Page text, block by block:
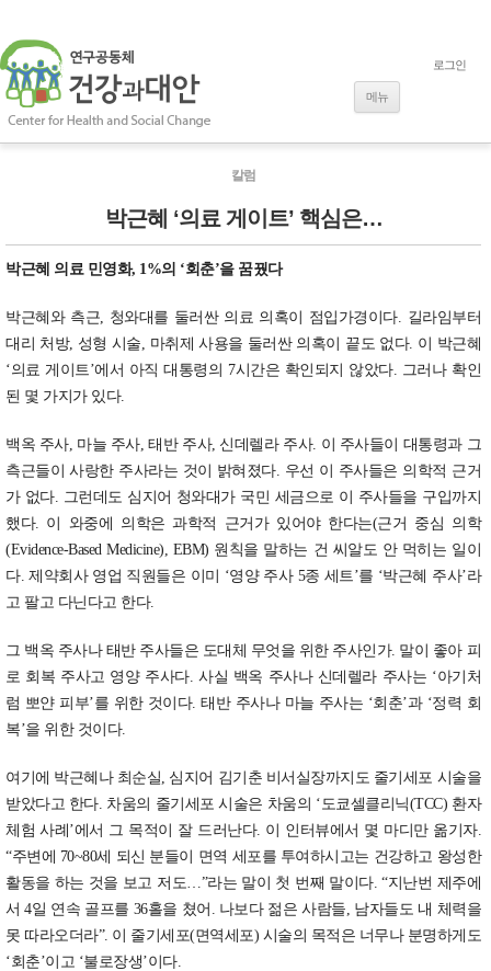
메뉴
로그인
칼럼
박근혜 ‘의료 게이트’ 핵심은…
박근혜 의료 민영화, 1%의 ‘회춘’을 꿈꿨다
박근혜와 측근, 청와대를 둘러싼 의료 의혹이 점입가경이다. 길라임부터
대리 처방, 성형 시술, 마취제 사용을 둘러싼 의혹이 끝도 없다. 이 박근혜
‘의료 게이트’에서 아직 대통령의 7시간은 확인되지 않았다. 그러나 확인
된 몇 가지가 있다.
백옥 주사, 마늘 주사, 태반 주사, 신데렐라 주사. 이 주사들이 대통령과 그
측근들이 사랑한 주사라는 것이 밝혀졌다. 우선 이 주사들은 의학적 근거
가 없다. 그런데도 심지어 청와대가 국민 세금으로 이 주사들을 구입까지
했다. 이 와중에 의학은 과학적 근거가 있어야 한다는(근거 중심 의학
(Evidence-Based Medicine), EBM) 원칙을 말하는 건 씨알도 안 먹히는 일이
다. 제약회사 영업 직원들은 이미 ‘영양 주사 5종 세트’를 ‘박근혜 주사’라
고 팔고 다닌다고 한다.
그 백옥 주사나 태반 주사들은 도대체 무엇을 위한 주사인가. 말이 좋아 피
로 회복 주사고 영양 주사다. 사실 백옥 주사나 신데렐라 주사는 ‘아기처
럼 뽀얀 피부’를 위한 것이다. 태반 주사나 마늘 주사는 ‘회춘’과 ‘정력 회
복’을 위한 것이다.
여기에 박근혜나 최순실, 심지어 김기춘 비서실장까지도 줄기세포 시술을
받았다고 한다. 차움의 줄기세포 시술은 차움의 ‘도쿄셀클리닉(TCC) 환자
체험 사례’에서 그 목적이 잘 드러난다. 이 인터뷰에서 몇 마디만 옮기자.
“주변에 70~80세 되신 분들이 면역 세포를 투여하시고는 건강하고 왕성한
활동을 하는 것을 보고 저도…”라는 말이 첫 번째 말이다. “지난번 제주에
서 4일 연속 골프를 36홀을 쳤어. 나보다 젊은 사람들, 남자들도 내 체력을
못 따라오더라”. 이 줄기세포(면역세포) 시술의 목적은 너무나 분명하게도
‘회춘’이고 ‘불로장생’이다.